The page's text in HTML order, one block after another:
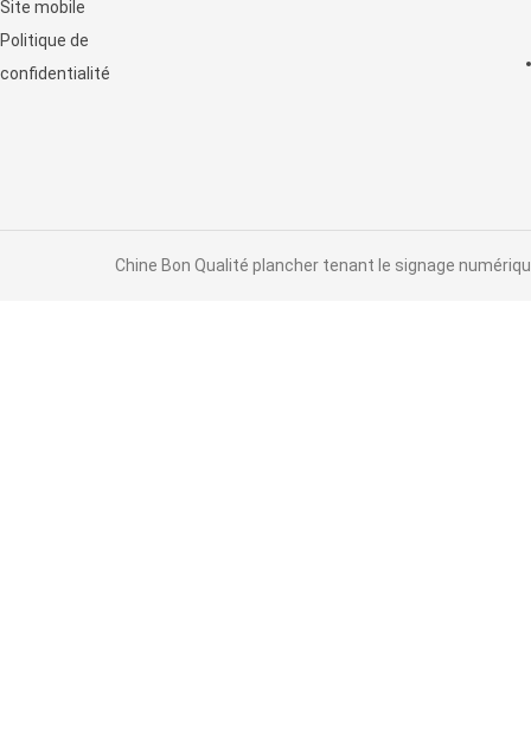
Site mobile
Politique de
confidentialité
Chine Bon Qualité plancher tenant le signage